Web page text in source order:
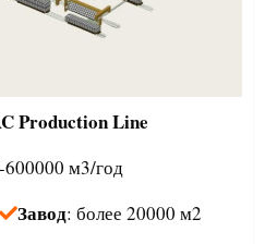
Production Line
м3/год
Завод: более 20000 м2